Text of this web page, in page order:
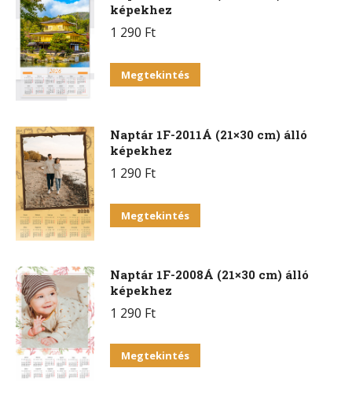
képekhez
1 290 Ft
Megtekintés
Naptár 1F-2011Á (21×30 cm) álló
képekhez
1 290 Ft
Megtekintés
Naptár 1F-2008Á (21×30 cm) álló
képekhez
1 290 Ft
Megtekintés